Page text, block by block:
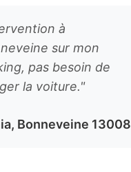
à
sur mon
pas besoin de
la voiture."
Bonneveine 13008